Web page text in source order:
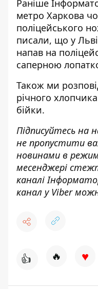
Раніше
метро Харкова
поліцейського
писали, що у
напав на
саперною
Також ми
річного
бійки.
Підписуйтесь на
не пропустити
новинами в
месенджері
каналі
канал у Viber
👍 🔥 ♥